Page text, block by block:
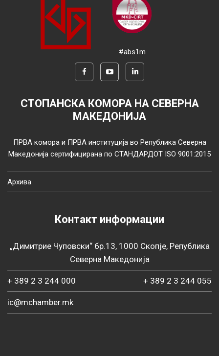
#abs1m
СТОПАНСКА КОМОРА НА СЕВЕРНА
МАКЕДОНИЈА
ПРВА комора и ПРВА институција во Република Северна
Македонија сертифицирана по СТАНДАРДОТ ISO 9001:2015
Архива
Контакт информации
„Димитрие Чуповски“ бр.13, 1000 Скопје, Република
Северна Македонија
+ 389 2 3 244 000 + 389 2 3 244 055
ic@mchamber.mk